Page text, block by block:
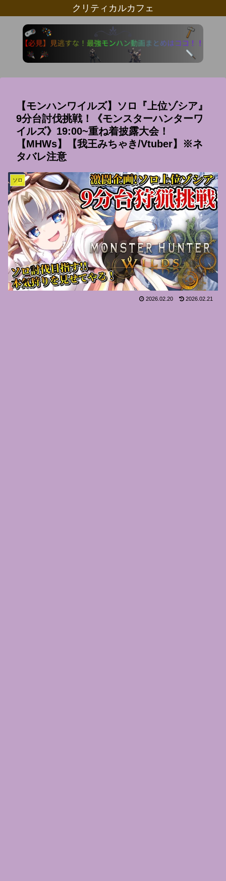
クリティカルカフェ
【モンハンワイルズ】ソロ『上位ゾシア』
9分台討伐挑戦！《モンスターハンターワ
イルズ》19:00~重ね着披露大会！
【MHWs】【我王みちゃき/Vtuber】※ネ
タバレ注意
ソロ
2026.02.20 2026.02.21